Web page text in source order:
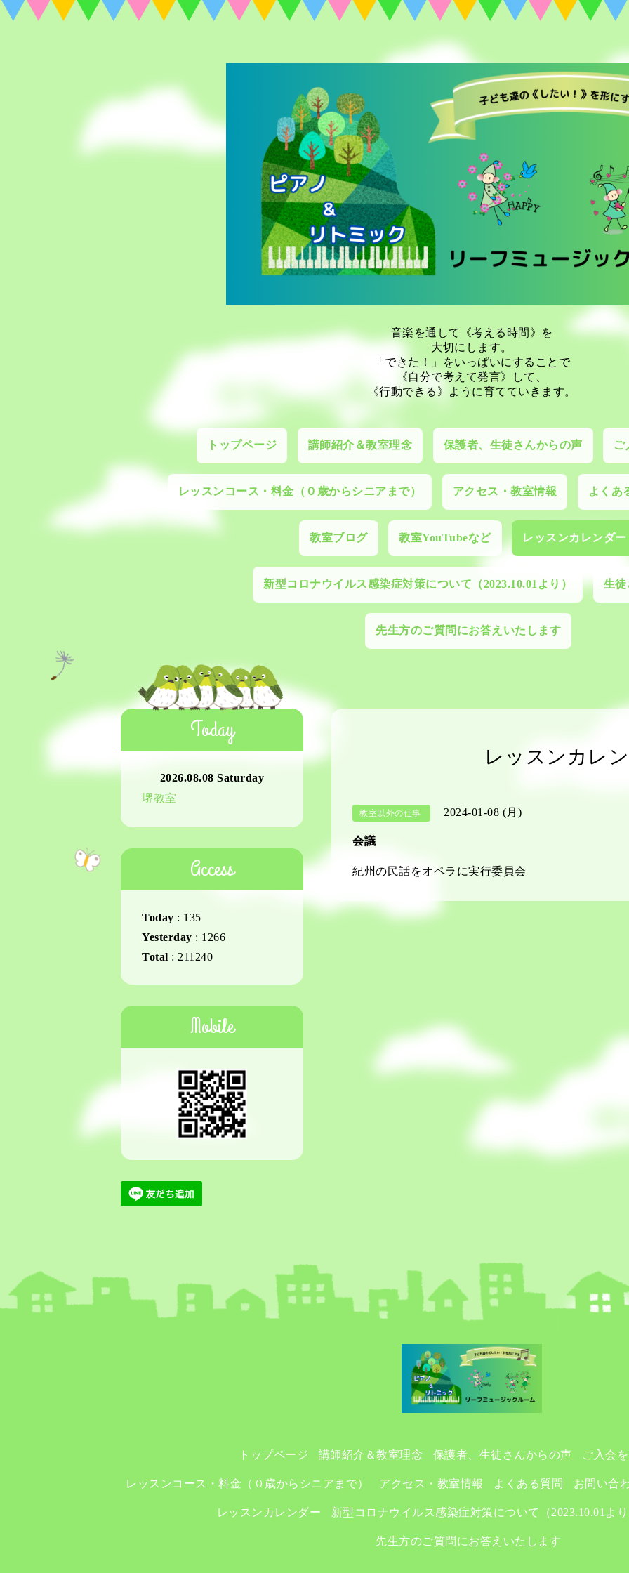
音楽を通して《考える時間》を
大切にします。
「できた！」をいっぱいにすることで
《自分で考えて発言》して、
《行動できる》ように育てていきます。
トップページ 講師紹介＆教室理念 保護者、生徒さんからの声 ご
レッスンコース・料金（０歳からシニアまで） アクセス・教室情報 よくあ
教室ブログ 教室YouTubeなど レッスンカレンダー
新型コロナウイルス感染症対策について（2023.10.01より） 生
先生方のご質問にお答えいたします
レッスンカレ
教室以外の仕事 2024-01-08 (月)
会議
紀州の民話をオペラに実行委員会
Today
2026.08.08 Saturday
堺教室
Access
Today : 135
Yesterday : 1266
Total : 211240
Mobile
トップページ 講師紹介＆教室理念 保護者、生徒さんからの声 ご入会
レッスンコース・料金（０歳からシニアまで） アクセス・教室情報 よくある質問 お問い合
レッスンカレンダー 新型コロナウイルス感染症対策について（2023.10.01よ
先生方のご質問にお答えいたします